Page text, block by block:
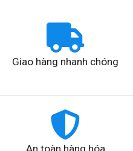
Giao hàng nhanh chóng
An toàn hàng hóa